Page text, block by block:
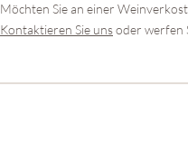
Möchten Sie an einer
Kontaktieren Sie unsoder werfen